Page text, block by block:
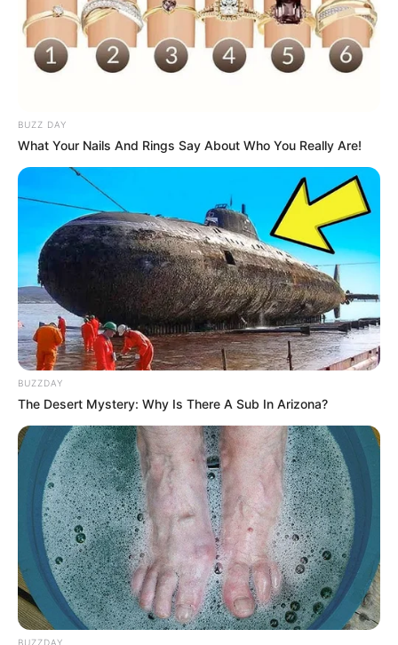
Avqustda pulu tükənməyəcək bürclər
06 Avqust 2026, 09:04
BUZZ DAY
What Your Nails And Rings Say About Who You Really Are!
BUZZDAY
The Desert Mystery: Why Is There A Sub In Arizona?
BUZZDAY